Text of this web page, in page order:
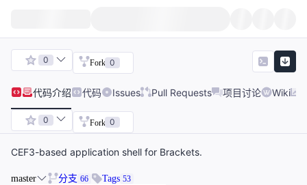
0 Fork 0
代码介绍 代码 Issues Pull Requests 项目讨论 Wiki
0 Fork 0
CEF3-based application shell for Brackets.
master 分支 66 Tags 53